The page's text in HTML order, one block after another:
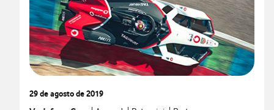
29 de agosto de 2019